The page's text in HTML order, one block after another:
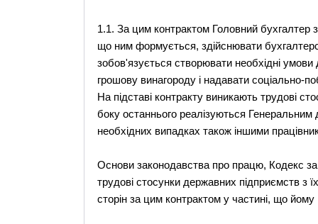
1.1. За цим контрактом Головний бухгалтер
що ним формується, здійснювати
зобов'язується створювати необхідні
грошову винагороду і надавати соціально-
На підставі контракту виникають трудові
боку останнього реалізуються
необхідних випадках також іншими
Основи законодавства про працю, Кодекс
трудові стосунки державних підприємств з
сторін за цим контрактом у частині, що